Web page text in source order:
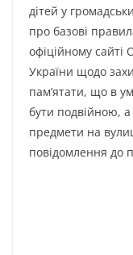
дітей у
про базові
офіційному сайті
України щодо
пам’ятати, що в
бути подвійною, а
предмети на
повідомлення до